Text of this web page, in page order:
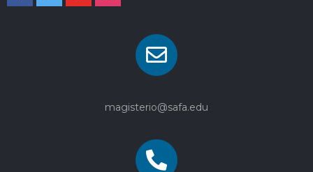
magisterio@safa.edu